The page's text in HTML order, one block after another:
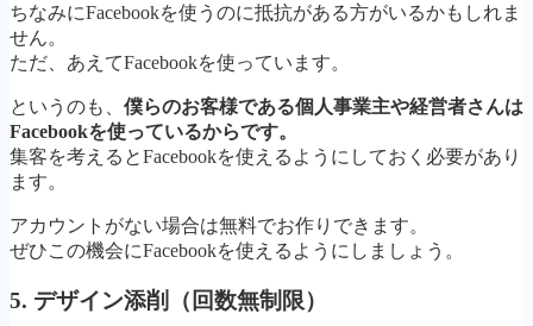
ちなみにFacebookを使うのに抵抗がある方がいるかもしれま
せん。
ただ、あえてFacebookを使っています。
というのも、 僕らのお客様である個人事業主や経営者さんは
Facebookを使っているからです。
集客を考えるとFacebookを使えるようにしておく必要があり
ます。
アカウントがない場合は無料でお作りできます。
ぜひこの機会にFacebookを使えるようにしましょう。
5. デザイン添削（回数無制限）